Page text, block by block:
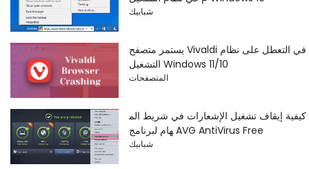
شبابيك
يستمر متصفح Vivaldi في التعطل على نظام
التشغيل Windows 11/10
المتصفحات
كيفية إيقاف تشغيل الإشعارات في شريط الم
هام لبرنامج AVG AntiVirus Free
شبابيك